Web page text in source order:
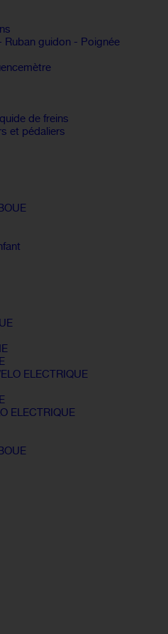
guidon - Poignée
de freins
et pédaliers
ELECTRIQUE
ELECTRIQUE